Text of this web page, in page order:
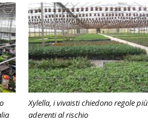
Xylella, i vivaisti chiedono regole più
aderenti al rischio